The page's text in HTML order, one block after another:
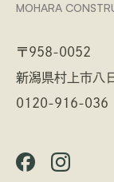
MOHARA
〒958-0052
新潟県村上市八
0120-916-036